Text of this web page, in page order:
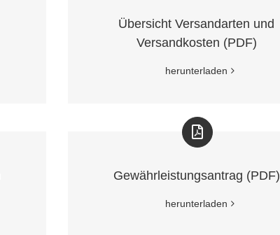
Übersicht Versandarten und
Versandkosten (PDF)
herunterladen
Gewährleistungsantrag (PDF)
herunterladen